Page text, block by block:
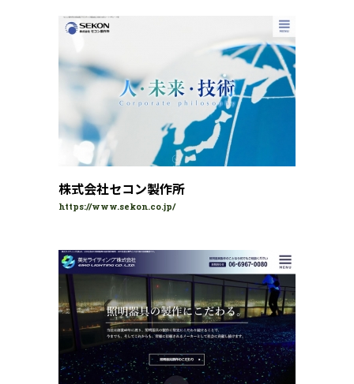
株式会社セコン製作所
https://www.sekon.co.jp/